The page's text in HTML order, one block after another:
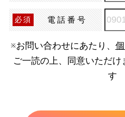
必須 電話番号
※お問い合わせにあたり、
ご一読の上、同意いただけ
す